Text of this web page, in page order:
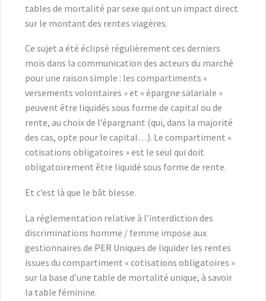
tables de mortalité par sexe qui ont un impact direct
sur le montant des rentes viagères.
Ce sujet a été éclipsé régulièrement ces derniers
mois dans la communication des acteurs du marché
pour une raison simple : les compartiments «
versements volontaires » et « épargne salariale »
peuvent être liquidés sous forme de capital ou de
rente, au choix de l’épargnant (qui, dans la majorité
des cas, opte pour le capital…). Le compartiment «
cotisations obligatoires » est le seul qui doit
obligatoirement être liquidé sous forme de rente.
Et c’est là que le bât blesse.
La réglementation relative à l’interdiction des
discriminations homme / femme impose aux
gestionnaires de PER Uniques de liquider les rentes
issues du compartiment « cotisations obligatoires »
sur la base d’une table de mortalité unique, à savoir
la table féminine.